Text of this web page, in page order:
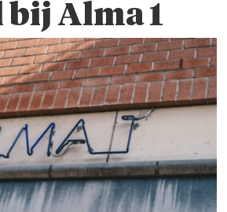
Alma 1